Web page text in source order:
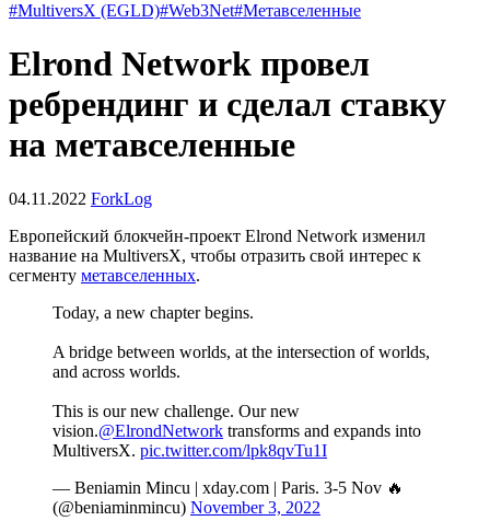
#MultiversX (EGLD)#Web3Net#Метавселенные
Elrond Network провел
ребрендинг и сделал ставку
на метавселенные
04.11.2022 ForkLog
Европейский блокчейн-проект Elrond Network изменил
название на MultiversX, чтобы отразить свой интерес к
сегменту метавселенных.
Today, a new chapter begins.
A bridge between worlds, at the intersection of worlds,
and across worlds.
This is our new challenge. Our new
vision.@ElrondNetwork transforms and expands into
MultiversX. pic.twitter.com/lpk8qvTu1I
— Beniamin Mincu | xday.com | Paris. 3-5 Nov 🔥
(@beniaminmincu) November 3, 2022